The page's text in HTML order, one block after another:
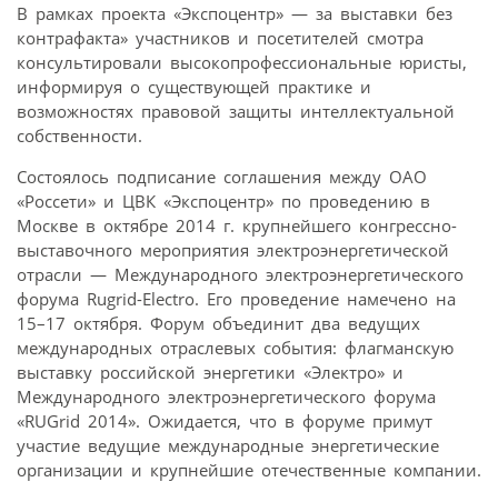
В рамках проекта «Экспоцентр» — за выставки без
контрафакта» участников и посетителей смотра
консультировали высокопрофессиональные юристы,
информируя о существующей практике и
возможностях правовой защиты интеллектуальной
собственности.
Состоялось подписание соглашения между ОАО
«Россети» и ЦВК «Экспоцентр» по проведению в
Москве в октябре 2014 г. крупнейшего конгрессно-
выставочного мероприятия электроэнергетической
отрасли — Международного электроэнергетического
форума Rugrid-Electro. Его проведение намечено на
15–17 октября. Форум объединит два ведущих
международных отраслевых события: флагманскую
выставку российской энергетики «Электро» и
Международного электроэнергетического форума
«RUGrid 2014». Ожидается, что в форуме примут
участие ведущие международные энергетические
организации и крупнейшие отечественные компании.